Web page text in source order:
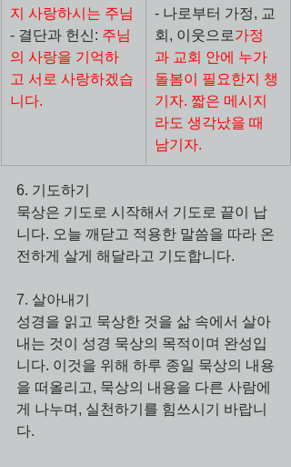
지 사랑하시는 주님
- 결단과 헌신: 주님
의 사랑을 기억하
고 서로 사랑하겠습
니다.
- 나로부터 가정, 교
회, 이웃으로가정
과 교회 안에 누가
돌봄이 필요한지 챙
기자. 짧은 메시지
라도 생각났을 때
남기자.
6. 기도하기
묵상은 기도로 시작해서 기도로 끝이 납
니다. 오늘 깨닫고 적용한 말씀을 따라 온
전하게 살게 해달라고 기도합니다.
7. 살아내기
성경을 읽고 묵상한 것을 삶 속에서 살아
내는 것이 성경 묵상의 목적이며 완성입
니다. 이것을 위해 하루 종일 묵상의 내용
을 떠올리고, 묵상의 내용을 다른 사람에
게 나누며, 실천하기를 힘쓰시기 바랍니
다.